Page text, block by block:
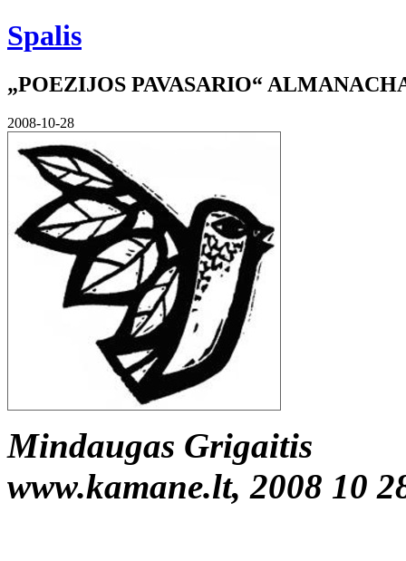
Spalis
„POEZIJOS PAVASARIO“
2008-10-28
Mindaugas Grigaitis
www.kamane.lt, 2008 10